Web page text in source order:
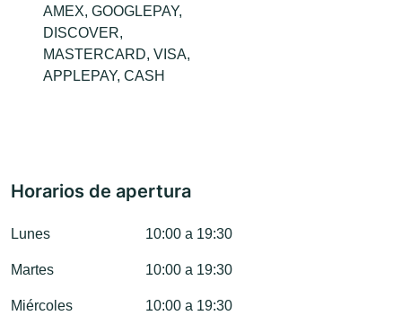
AMEX, GOOGLEPAY,
DISCOVER,
MASTERCARD, VISA,
APPLEPAY, CASH
Horarios de apertura
Lunes 10:00 a 19:30
Martes 10:00 a 19:30
Miércoles 10:00 a 19:30